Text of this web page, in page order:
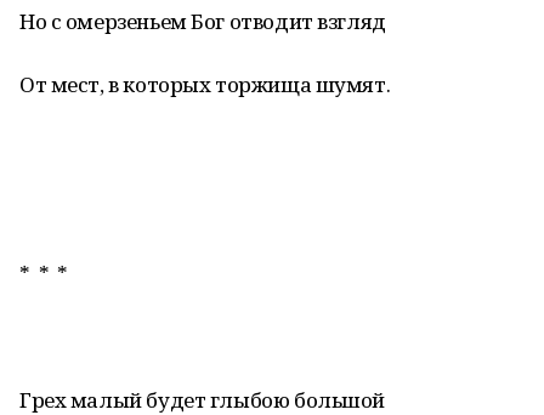
Но с омерзеньем Бог отводит взгляд
От мест, в которых торжища шумят.
* * *
Грех малый будет глыбою большой